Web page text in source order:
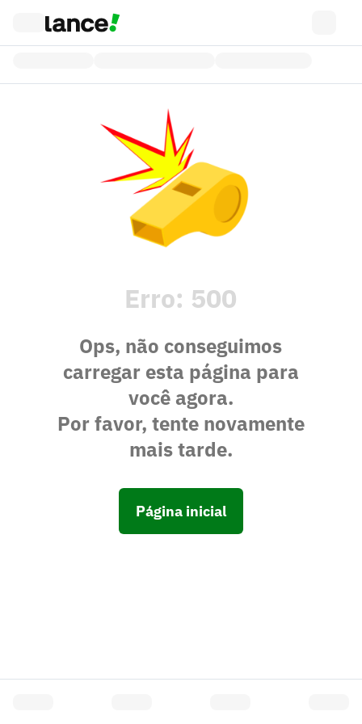
Erro: 500
Ops, não conseguimos
carregar esta página para
você agora.
Por favor, tente novamente
mais tarde.
Página inicial